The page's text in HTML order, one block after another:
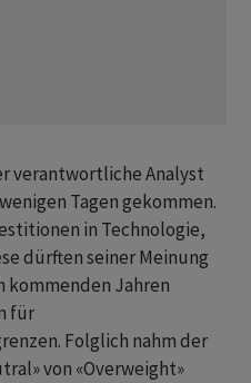
verantwortliche Analyst
Tagen gekommen.
in Technologie,
dürften seiner Meinung
kommenden Jahren
für
Folglich nahm der
von «Overweight»